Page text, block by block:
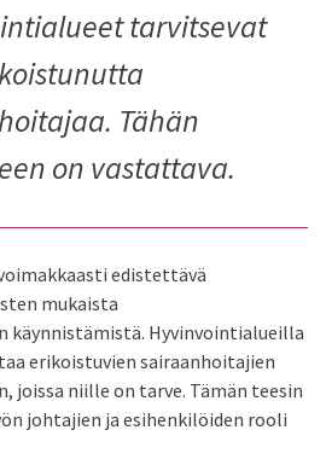
tarvitsevat
Tähän
on vastattava.
edistettävä
mukaista
käynnistämistä. Hyvinvointialueilla
erikoistuvien sairaanhoitajien
joissa niille on tarve. Tämän teesin
johtajien ja esihenkilöiden rooli